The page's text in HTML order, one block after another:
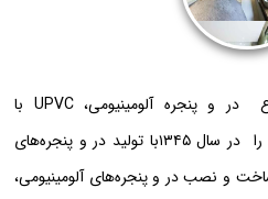
شرکت چهلستون تولیدکننده انواع در و پنجره آلومینیومی، UPVC با
شیشه‌های دو جداره، فعالیت خود را در سال ۱۳۴۵با تولید در و پنجره‌های
و در سال ۱۳۵۸ با ساخت و نصب در و پنجره‌های آلومینیومی،